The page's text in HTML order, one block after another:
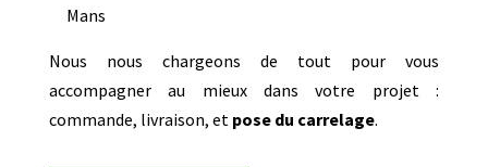
Mans
Nous nous chargeons de tout pour vous
accompagner au mieux dans votre projet :
commande, livraison, et pose du carrelage.